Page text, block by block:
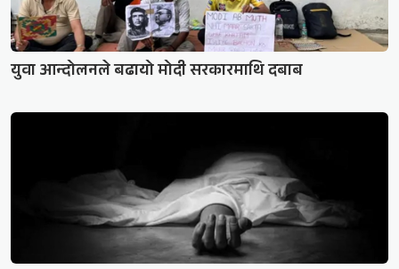
युवा आन्दोलनले बढायो मोदी सरकारमाथि दबाब